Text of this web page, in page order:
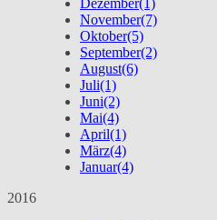
Dezember(1)
November(7)
Oktober(5)
September(2)
August(6)
Juli(1)
Juni(2)
Mai(4)
April(1)
März(4)
Januar(4)
2016